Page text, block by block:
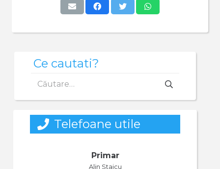
Ce cautati?
după:
Telefoane utile
Primar
Alin Staicu